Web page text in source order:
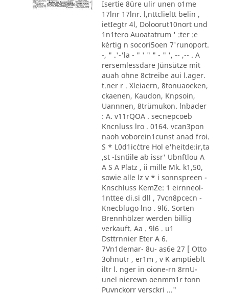
Isertie 8üre ulir unen o1me
17lnr 17lnr. l,nttclieltt belin ,
ietIegtr 4l, Doloorut10nort und
1n1tero Auoatatrum ' :ter :e
kèrtig n socori5oen 7'runoport.
-, " .'-'la - " ' " " - " ', -- ,-- . A
rersemlessdare Jünsütze mit
auah ohne 8ctreibe aui l.ager.
t.ner r . Xleiaern, 8tonuaoeken,
ckaenen, Kaudon, Knpsoin,
Uannnen, 8trümukon. lnbader
: A. v11rQOA . secnepcoeb
Kncnluss lro . 0164. vcan3pon
naoh voborein1cunst anad froi.
S * L0d1ic´ctre Hol e'heitde:ir,ta
,st -Isntiile ab issr' Ubnftlou A
A S A Platz , ii mille Mk. k1,50,
sowie alle lz v * i sonnspreen -
Knschluss KemZe: 1 eirnneol-
1nttee di.si dll , 7vcn8pcecn -
Knecblugo lno . 9l6. Sorten
Brennhölzer werden billig
verkauft. Aa . 9l6 . u1
Dsttrnnier Eter A 6.
7Vn1demar- 8u- as6e 27 [ Otto
3ohnutr , er1m , v K amptieblt
iltr l. nger in oione-rn 8rnU-
unel nierewn oenmm1r tonn
Puvnckorr versckri ..."